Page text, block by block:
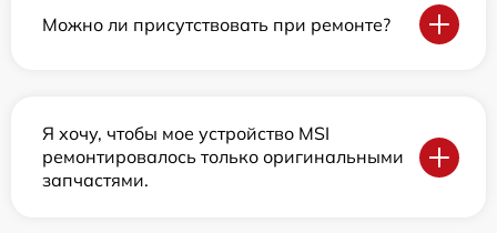
Можно ли присутствовать при ремонте?
Я хочу, чтобы мое устройство MSI
ремонтировалось только оригинальными
запчастями.